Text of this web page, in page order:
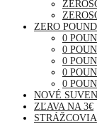
ZERO POUND
0
0
0
0
0
NOVÉ
ZĽAVA NA 3€